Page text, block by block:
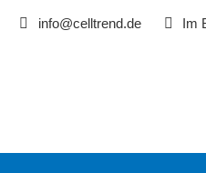
info@celltrend.de Im